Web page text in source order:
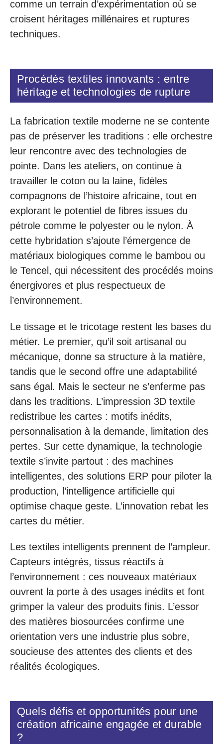
comme un terrain d’expérimentation où se
croisent héritages millénaires et ruptures
techniques.
Procédés textiles innovants : entre
héritage et technologies de rupture
La fabrication textile moderne ne se contente
pas de préserver les traditions : elle orchestre
leur rencontre avec des technologies de
pointe. Dans les ateliers, on continue à
travailler le coton ou la laine, fidèles
compagnons de l’histoire africaine, tout en
explorant le potentiel de fibres issues du
pétrole comme le polyester ou le nylon. À
cette hybridation s’ajoute l’émergence de
matériaux biologiques comme le bambou ou
le Tencel, qui nécessitent des procédés moins
énergivores et plus respectueux de
l’environnement.
Le tissage et le tricotage restent les bases du
métier. Le premier, qu’il soit artisanal ou
mécanique, donne sa structure à la matière,
tandis que le second offre une adaptabilité
sans égal. Mais le secteur ne s’enferme pas
dans les traditions. L’impression 3D textile
redistribue les cartes : motifs inédits,
personnalisation à la demande, limitation des
pertes. Sur cette dynamique, la technologie
textile s’invite partout : des machines
intelligentes, des solutions ERP pour piloter la
production, l’intelligence artificielle qui
optimise chaque geste. L’innovation rebat les
cartes du métier.
Les textiles intelligents prennent de l’ampleur.
Capteurs intégrés, tissus réactifs à
l’environnement : ces nouveaux matériaux
ouvrent la porte à des usages inédits et font
grimper la valeur des produits finis. L’essor
des matières biosourcées confirme une
orientation vers une industrie plus sobre,
soucieuse des attentes des clients et des
réalités écologiques.
Quels défis et opportunités pour une
création africaine engagée et durable
?